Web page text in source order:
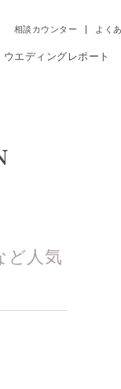
相談カウンター よく
ウエディングレポート
ど人気